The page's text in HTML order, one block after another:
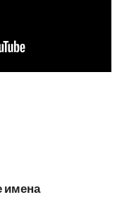
имена